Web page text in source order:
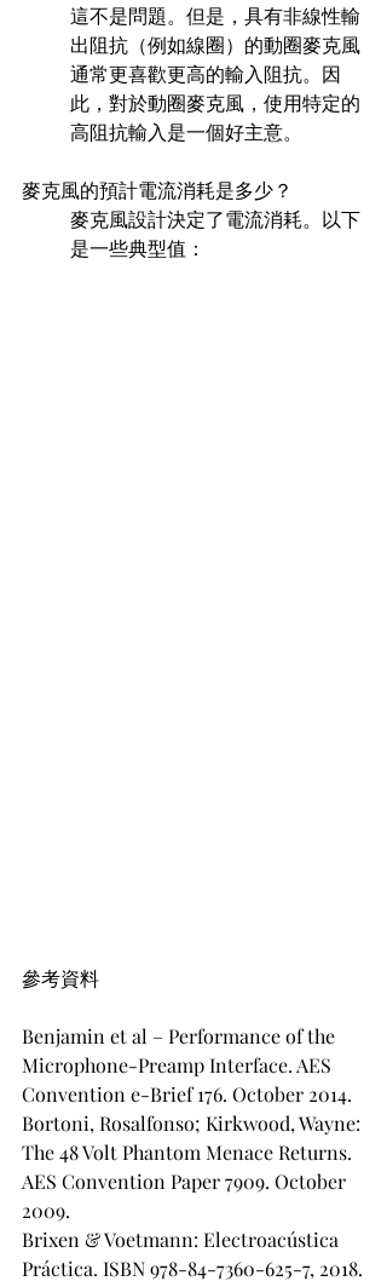
這不是問題。但是，具有非線性輸
出阻抗（例如線圈）的動圈麥克風
通常更喜歡更高的輸入阻抗。因
此，對於動圈麥克風，使用特定的
高阻抗輸入是一個好主意。
麥克風的預計電流消耗是多少？
麥克風設計決定了電流消耗。以下
是一些典型值：
參考資料
Benjamin et al – Performance of the
Microphone-Preamp Interface. AES
Convention e-Brief 176. October 2014.
Bortoni, Rosalfonso; Kirkwood, Wayne:
The 48 Volt Phantom Menace Returns.
AES Convention Paper 7909. October
2009.
Brixen & Voetmann: Electroacústica
Práctica. ISBN 978-84-7360-625-7, 2018.